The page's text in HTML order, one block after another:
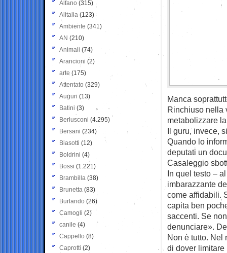
Manca
Rinchiuso nella
metabolizzare
Il guru, invece,
Quando lo
deputati un
Casaleggio
In quel testo –
imbarazzante
come affidabili.
capita ben
saccenti. Se
denunciare».
Non è tutto. Nel
di dover
Alfano (315)
Alitalia (123)
Ambiente (341)
AN (210)
Animali (74)
Arancioni (2)
arte (175)
Attentato (329)
Auguri (13)
Batini (3)
Berlusconi (4.295)
Bersani (234)
Biasotti (12)
Boldrini (4)
Bossi (1.221)
Brambilla (38)
Brunetta (83)
Burlando (26)
Camogli (2)
canile (4)
Cappello (8)
Caprotti (2)